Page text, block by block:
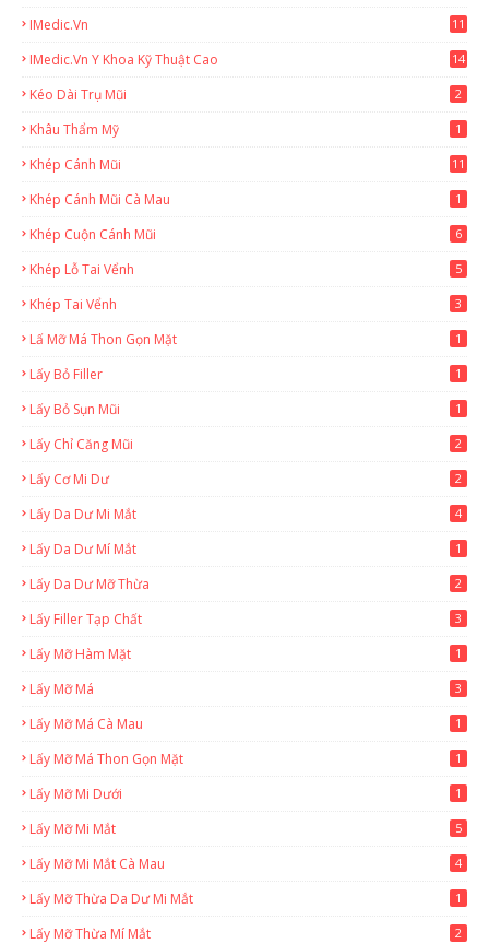
IMedic.vn
11
IMedic.vn Y Khoa Kỹ Thuật Cao 14
Kéo Dài Trụ Mũi 2
Khâu Thẩm Mỹ 1
Khép Cánh Mũi 11
Khép Cánh Mũi Cà Mau 1
Khép Cuộn Cánh Mũi 6
Khép Lỗ Tai Vểnh 5
Khép Tai Vểnh 3
Lấ Mỡ Má Thon Gọn Mặt 1
Lấy Bỏ Filler 1
Lấy Bỏ Sụn Mũi 1
Lấy Chỉ Căng Mũi 2
Lấy Cơ Mi Dư 2
Lấy Da Dư Mi Mắt 4
Lấy Da Dư Mí Mắt 1
Lấy Da Dư Mỡ Thừa 2
Lấy Filler Tạp Chất 3
Lấy Mỡ Hàm Mặt 1
Lấy Mỡ Má 3
Lấy Mỡ Má Cà Mau 1
Lấy Mỡ Má Thon Gọn Mặt 1
Lấy Mỡ Mi Dưới 1
Lấy Mỡ Mi Mắt 5
Lấy Mỡ Mi Mắt Cà Mau 4
Lấy Mỡ Thừa Da Dư Mi Mắt 1
Lấy Mỡ Thừa Mí Mắt 2